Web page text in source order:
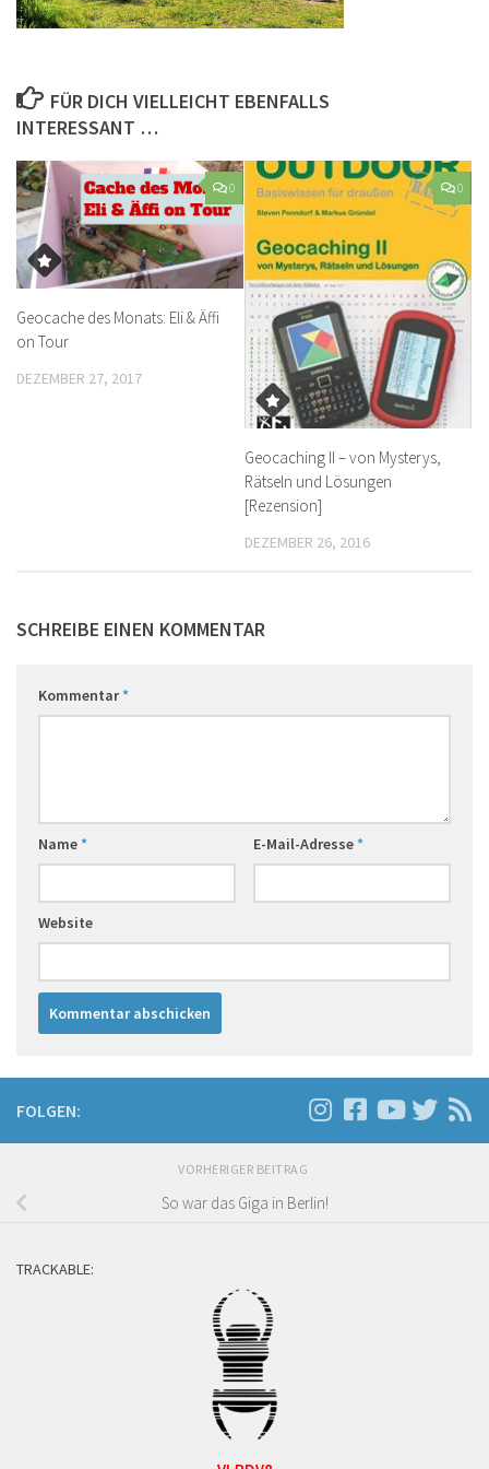
FÜR DICH VIELLEICHT EBENFALLS
INTERESSANT …
0
Geocache des Monats: Eli & Äffi
on Tour
DEZEMBER 27, 2017
0
Geocaching II – von Mysterys,
Rätseln und Lösungen
[Rezension]
DEZEMBER 26, 2016
SCHREIBE EINEN KOMMENTAR
Kommentar*
Name* E-Mail-Adresse*
Website
FOLGEN:
VORHERIGER BEITRAG
So war das Giga in Berlin!
TRACKABLE: